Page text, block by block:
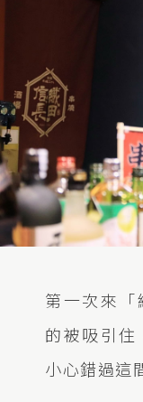
第一次來
的被吸引
小心錯過這